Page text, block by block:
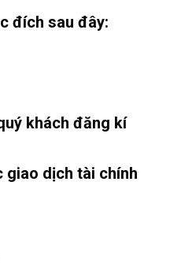
đích sau đây:
khách đăng kí
giao dịch tài chính